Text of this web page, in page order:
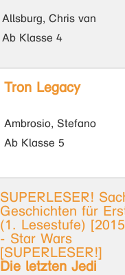
Allsburg, Chris van
Ab Klasse 4
Tron Legacy
Ambrosio, Stefano
Ab Klasse 5
SUPERLESER!
Geschichten für
(1. Lesestufe)
- Star Wars
[SUPERLESER!]
Die letzten Jedi